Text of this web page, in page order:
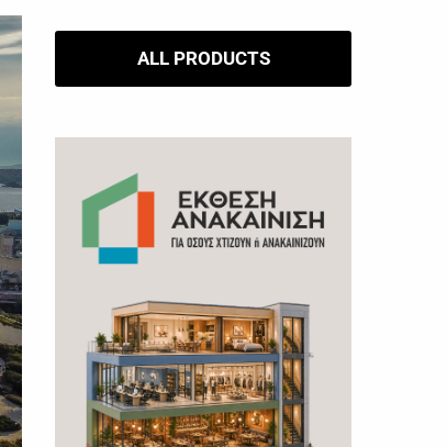
ALL PRODUCTS